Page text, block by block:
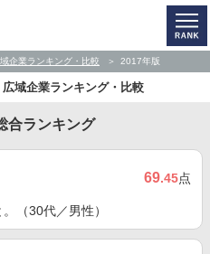
企業ランキング・比較 2017年版
広域企業ランキング・比較
合ランキング
69.45点
（30代／男性）